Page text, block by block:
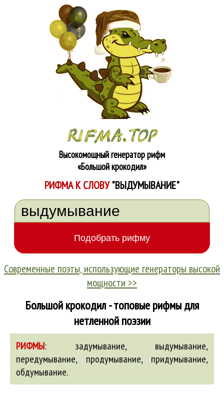
Высокомощный генератор рифм
«Большой крокодил»
РИФМА К СЛОВУ"ВЫДУМЫВАНИЕ"
Современные поэты, использующие генераторы высокой
мощности >>
Большой крокодил - топовые рифмы для
нетленной поэзии
РИФМЫ: задумывание, выдумывание,
передумывание, продумывание, придумывание,
обдумывание.